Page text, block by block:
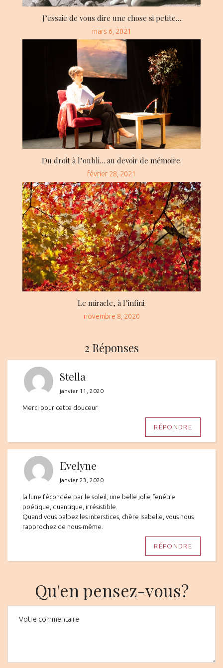
J’essaie de vous dire une chose si petite…
Posted
on
mars 6, 2021
Du droit à l’oubli… au devoir de mémoire.
Posted
on
février 28, 2021
Le miracle, à l’infini.
Posted
novembre 8, 2020
2 Réponses
Stella
janvier 11, 2020
Merci pour cette douceur
RÉPONDRE
Evelyne
janvier 23, 2020
la lune fécondée par le soleil, une belle jolie fenêtre
poétique, quantique, irrésistible.
Quand vous palpez les interstices, chère Isabelle, vous nous
rapprochez de nous-même.
RÉPONDRE
Qu'en pensez-vous?